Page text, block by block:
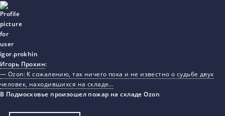
Игорь Прохин:
— Ozon: К сожалению, так ничего пока и не известно о судьбе двух
человек, находившихся на складе…
В Подмосковье произошел пожар на складе Ozon